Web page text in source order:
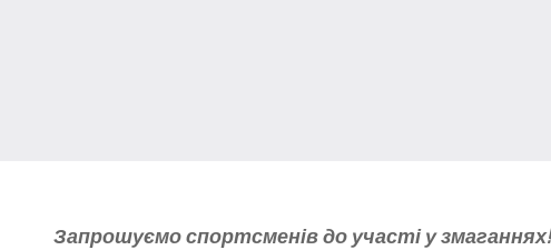
Запрошуємо спортсменів до участі у змаганнях!